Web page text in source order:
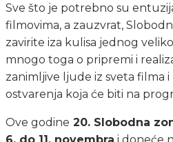
Sve što je potrebno su
filmovima, a zauzvrat,
zavirite iza kulisa jednog
mnogo toga o pripremi i
zanimljive ljude iz sveta filma
ostvarenja koja će biti na
Ove godine 20. Slobodna